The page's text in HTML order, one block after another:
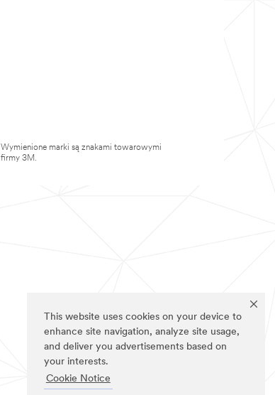
This website uses cookies on your device to
enhance site navigation, analyze site usage,
and deliver you advertisements based on
your interests.
Cookie Notice
Wymienione marki są znakami towarowymi
firmy 3M.